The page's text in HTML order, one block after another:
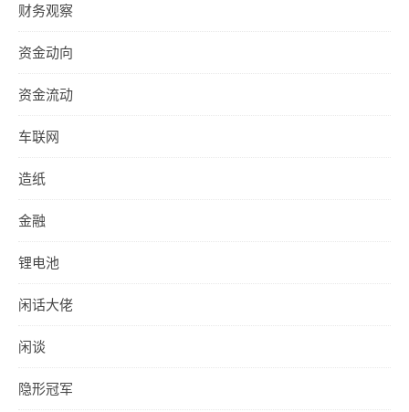
财务观察
资金动向
资金流动
车联网
造纸
金融
锂电池
闲话大佬
闲谈
隐形冠军